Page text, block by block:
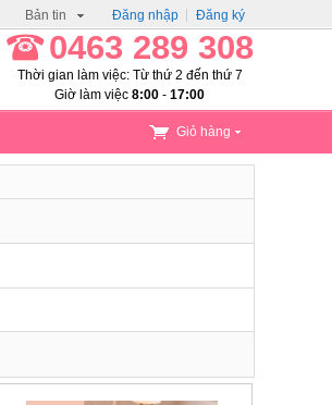
Đăng nhập Đăng ký
Bản tin
0463 289 308
Thời gian làm việc: Từ thứ 2 đến thứ 7
Giờ làm việc 8:00 - 17:00
Giỏ hàng